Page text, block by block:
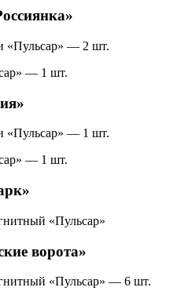
«Пульсар» — 2 шт.
— 1 шт.
«Пульсар» — 1 шт.
— 1 шт.
«Пульсар»
ворота»
«Пульсар» — 6 шт.